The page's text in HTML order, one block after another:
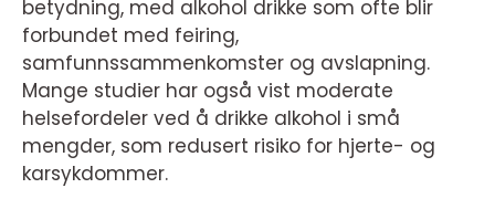
betydning, med alkohol drikke som ofte blir
forbundet med feiring,
samfunnssammenkomster og avslapning.
Mange studier har også vist moderate
helsefordeler ved å drikke alkohol i små
mengder, som redusert risiko for hjerte- og
karsykdommer.